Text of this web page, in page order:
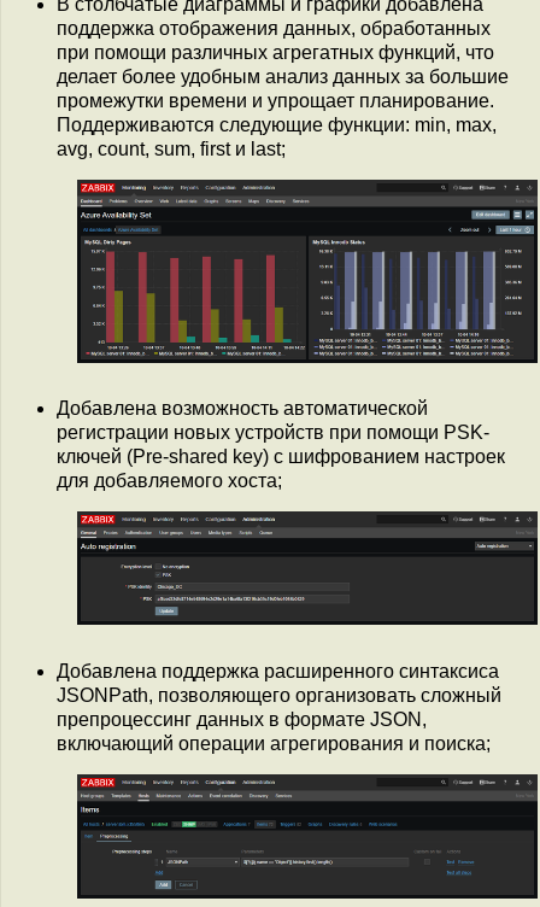
поддержка отображения данных, обработанных
при помощи различных агрегатных функций, что
делает более удобным анализ данных за большие
промежутки времени и упрощает планирование.
Поддерживаются следующие функции: min, max,
avg, count, sum, first и last;
Добавлена возможность автоматической
регистрации новых устройств при помощи PSK-
ключей (Pre-shared key) с шифрованием настроек
для добавляемого хоста;
Добавлена поддержка расширенного синтаксиса
JSONPath, позволяющего организовать сложный
препроцессинг данных в формате JSON,
включающий операции агрегирования и поиска;